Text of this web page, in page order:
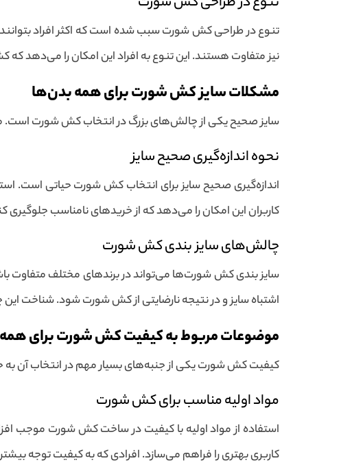
تنوع در طراحی کش شورت سبب شده است که اکثر افراد بتوانند
نیز متفاوت هستند. این تنوع به افراد این امکان را می‌دهد
مشکلات سایز کش شورت برای همه بدن‌ها
سایز صحیح یکی از چالش‌های بزرگ در انتخاب کش شورت
نحوه اندازه‌گیری صحیح سایز
اندازه‌گیری صحیح سایز برای انتخاب کش شورت حیاتی است.
کاربران این امکان را می‌دهد که از خریدهای نامناسب
چالش‌های سایز بندی کش شورت
سایز بندی کش شورت‌ها می‌تواند در برندهای مختلف متفاوت
اشتباه سایز و در نتیجه نارضایتی از کش شورت شود. شناخت
موضوعات مربوط به کیفیت کش شورت برای
کیفیت کش شورت یکی از جنبه‌های بسیار مهم در انتخاب آن به
مواد اولیه مناسب برای کش شورت
استفاده از مواد اولیه با کیفیت در ساخت کش شورت موجب
کاربری بهتری را فراهم می‌سازد. افرادی که به کیفیت توجه